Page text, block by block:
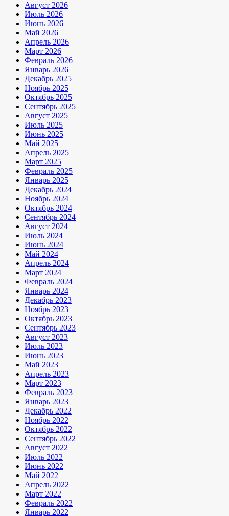
Август 2026
Июль 2026
Июнь 2026
Май 2026
Апрель 2026
Март 2026
Февраль 2026
Январь 2026
Декабрь 2025
Ноябрь 2025
Октябрь 2025
Сентябрь 2025
Август 2025
Июль 2025
Июнь 2025
Май 2025
Апрель 2025
Март 2025
Февраль 2025
Январь 2025
Декабрь 2024
Ноябрь 2024
Октябрь 2024
Сентябрь 2024
Август 2024
Июль 2024
Июнь 2024
Май 2024
Апрель 2024
Март 2024
Февраль 2024
Январь 2024
Декабрь 2023
Ноябрь 2023
Октябрь 2023
Сентябрь 2023
Август 2023
Июль 2023
Июнь 2023
Май 2023
Апрель 2023
Март 2023
Февраль 2023
Январь 2023
Декабрь 2022
Ноябрь 2022
Октябрь 2022
Сентябрь 2022
Август 2022
Июль 2022
Июнь 2022
Май 2022
Апрель 2022
Март 2022
Февраль 2022
Январь 2022